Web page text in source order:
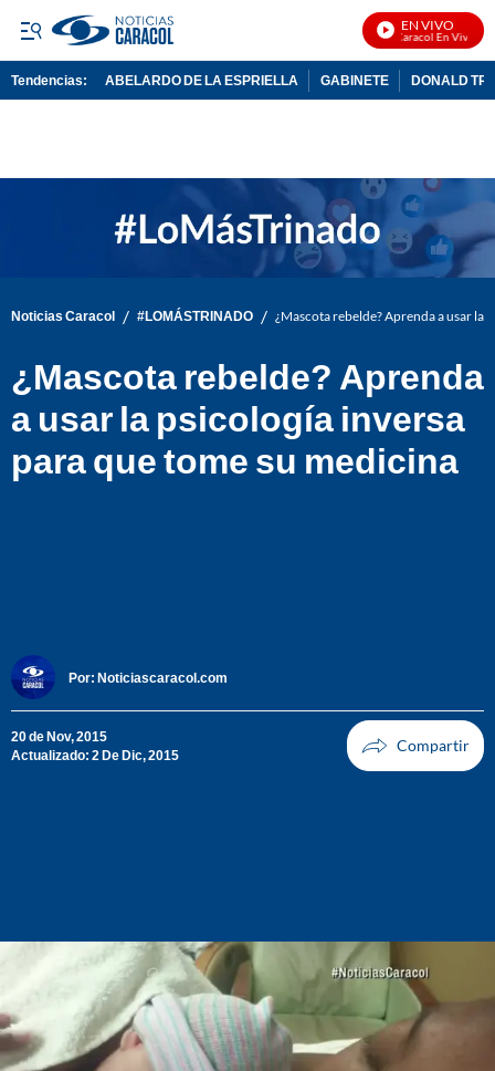
EN VIVO
Noticias Caracol En Vivo
Tendencias: ABELARDO DE LA ESPRIELLA GABINETE DONALD
Noticias Caracol / #LOMÁSTRINADO / ¿Mascota rebelde? Aprenda a usar la
¿Mascota rebelde? Aprenda
a usar la psicología inversa
para que tome su medicina
Por: Noticiascaracol.com
20 de Nov, 2015
Actualizado: 2 De Dic, 2015